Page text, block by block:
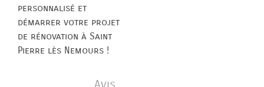
personnalisé et
démarrer votre projet
de rénovation à Saint
Pierre lès Nemours !